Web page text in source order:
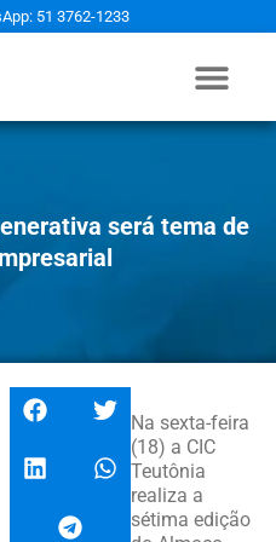
51 3762-1233
será tema de
Na sexta-feira
(18) a CIC
Teutônia
realiza a
sétima edição